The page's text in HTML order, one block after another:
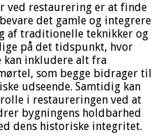
ved restaurering er at finde
det gamle og integrere
af traditionelle teknikker og
på det tidspunkt, hvor
kan inkludere alt fra
som begge bidrager til
udseende. Samtidig kan
i restaureringen ved at
bygningens holdbarhed
dens historiske integritet.